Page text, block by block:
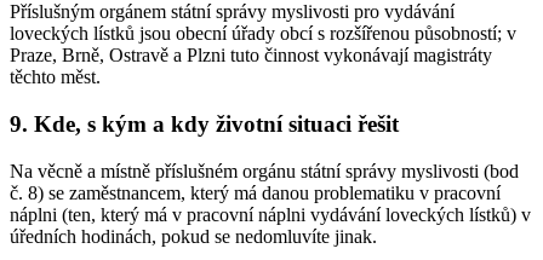
Příslušným orgánem státní správy myslivosti pro vydávání
loveckých lístků jsou obecní úřady obcí s rozšířenou působností; v
Praze, Brně, Ostravě a Plzni tuto činnost vykonávají magistráty
těchto měst.
9. Kde, s kým a kdy životní situaci řešit
Na věcně a místně příslušném orgánu státní správy myslivosti (bod
č. 8) se zaměstnancem, který má danou problematiku v pracovní
náplni (ten, který má v pracovní náplni vydávání loveckých lístků) v
úředních hodinách, pokud se nedomluvíte jinak.